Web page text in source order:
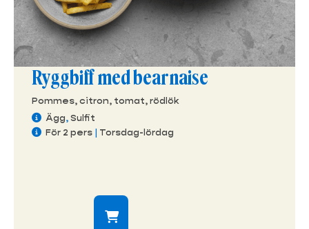
Ryggbiff med bearnaise
Pommes, citron, tomat, rödlök
Ägg,Sulfit
För 2 pers | Torsdag-lördag